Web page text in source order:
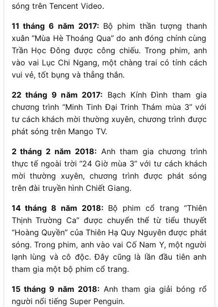
sóng trên Tencent Video.
11 tháng 6 năm 2017: Bộ phim thần tượng thanh
xuân “Mùa Hè Thoáng Qua” do anh đóng chính cùng
Trần Học Đông được công chiếu. Trong phim, anh
vào vai Lục Chi Ngang, một chàng trai có tính cách
vui vẻ, tốt bụng và thẳng thắn.
22 tháng 9 năm 2017: Bạch Kính Đình tham gia
chương trình “Minh Tinh Đại Trinh Thám mùa 3” với
tư cách khách mời thường xuyên, chương trình được
phát sóng trên Mango TV.
2 tháng 2 năm 2018: Anh tham gia chương trình
thực tế ngoài trời “24 Giờ mùa 3” với tư cách khách
mời thường xuyên, chương trình được phát sóng
trên đài truyền hình Chiết Giang.
14 tháng 8 năm 2018: Bộ phim cổ trang “Thiên
Thịnh Trường Ca” được chuyển thể từ tiểu thuyết
“Hoàng Quyền” của Thiên Hạ Quy Nguyên được phát
sóng. Trong phim, anh vào vai Cố Nam Y, một người
lạnh lùng và cô độc. Đây cũng là lần đầu tiên anh
tham gia một bộ phim cổ trang.
15 tháng 9 năm 2018: Anh tham gia giải bóng rổ
người nổi tiếng Super Penguin.